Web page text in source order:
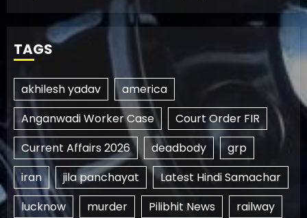
TAGS
akhilesh yadav
america
Anganwadi Worker Case
Court Order FIR
Current Affairs 2026
deadbody
grp
iran
jila panchayat
Latest Hindi Samachar
lucknow
murder Pilibhit News
railway